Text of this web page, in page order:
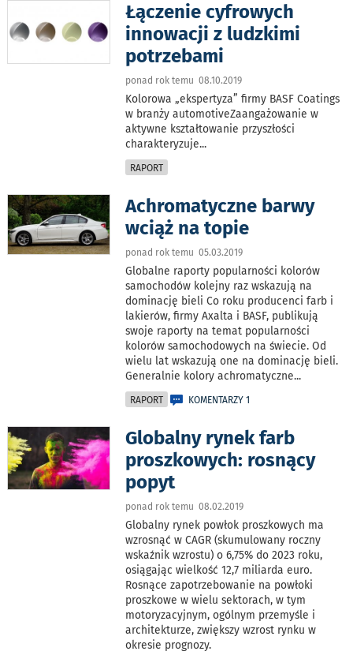
Łączenie cyfrowych
innowacji z ludzkimi
potrzebami
ponad rok temu 08.10.2019
Kolorowa „ekspertyza” firmy BASF Coatings
w branży automotiveZaangażowanie w
aktywne kształtowanie przyszłości
charakteryzuje...
RAPORT
Achromatyczne barwy
wciąż na topie
ponad rok temu 05.03.2019
Globalne raporty popularności kolorów
samochodów kolejny raz wskazują na
dominację bieli Co roku producenci farb i
lakierów, firmy Axalta i BASF, publikują
swoje raporty na temat popularności
kolorów samochodowych na świecie. Od
wielu lat wskazują one na dominację bieli.
Generalnie kolory achromatyczne...
RAPORT KOMENTARZY 1
Globalny rynek farb
proszkowych: rosnący
popyt
ponad rok temu 08.02.2019
Globalny rynek powłok proszkowych ma
wzrosnąć w CAGR (skumulowany roczny
wskaźnik wzrostu) o 6,75% do 2023 roku,
osiągając wielkość 12,7 miliarda euro.
Rosnące zapotrzebowanie na powłoki
proszkowe w wielu sektorach, w tym
motoryzacyjnym, ogólnym przemyśle i
architekturze, zwiększy wzrost rynku w
okresie prognozy.